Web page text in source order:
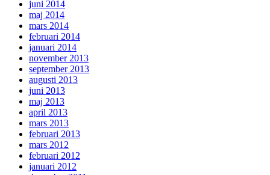
juni 2014
maj 2014
mars 2014
februari 2014
januari 2014
november 2013
september 2013
augusti 2013
juni 2013
maj 2013
april 2013
mars 2013
februari 2013
mars 2012
februari 2012
januari 2012